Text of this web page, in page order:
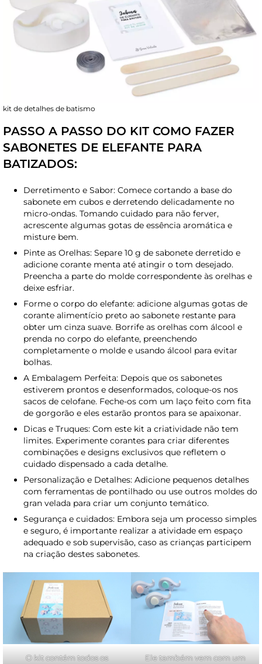
kit de detalhes de batismo
PASSO A PASSO DO KIT COMO FAZER
SABONETES DE ELEFANTE PARA
BATIZADOS:
Derretimento e Sabor: Comece cortando a base do
sabonete em cubos e derretendo delicadamente no
micro-ondas. Tomando cuidado para não ferver,
acrescente algumas gotas de essência aromática e
misture bem.
Pinte as Orelhas: Separe 10 g de sabonete derretido e
adicione corante menta até atingir o tom desejado.
Preencha a parte do molde correspondente às orelhas e
deixe esfriar.
Forme o corpo do elefante: adicione algumas gotas de
corante alimentício preto ao sabonete restante para
obter um cinza suave. Borrife as orelhas com álcool e
prenda no corpo do elefante, preenchendo
completamente o molde e usando álcool para evitar
bolhas.
A Embalagem Perfeita: Depois que os sabonetes
estiverem prontos e desenformados, coloque-os nos
sacos de celofane. Feche-os com um laço feito com fita
de gorgorão e eles estarão prontos para se apaixonar.
Dicas e Truques: Com este kit a criatividade não tem
limites. Experimente corantes para criar diferentes
combinações e designs exclusivos que refletem o
cuidado dispensado a cada detalhe.
Personalização e Detalhes: Adicione pequenos detalhes
com ferramentas de pontilhado ou use outros moldes do
gran velada para criar um conjunto temático.
Segurança e cuidados: Embora seja um processo simples
e seguro, é importante realizar a atividade em espaço
adequado e sob supervisão, caso as crianças participem
na criação destes sabonetes.
O kit contém todos os
Ele também vem com um